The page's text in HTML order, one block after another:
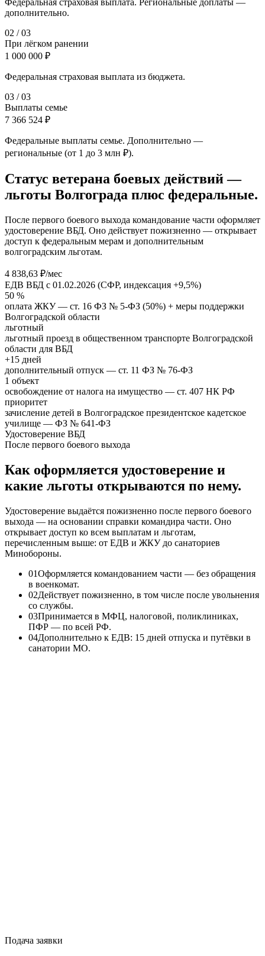
Федеральная страховая выплата. Региональные доплаты —
дополнительно.
02 /03
При лёгком ранении
1 000 000 ₽
Федеральная страховая выплата из бюджета.
03 /03
Выплаты семье
7 366 524 ₽
Федеральные выплаты семье. Дополнительно —
региональные (от 1 до 3 млн ₽).
Статус ветерана боевых действий —
льготы Волгограда плюс федеральные.
После первого боевого выхода командование части оформляет
удостоверение ВБД. Оно действует пожизненно — открывает
доступ к федеральным мерам и дополнительным
волгоградским льготам.
4 838,63 ₽/мес
ЕДВ ВБД с 01.02.2026 (СФР, индексация +9,5%)
50 %
оплата ЖКУ — ст. 16 ФЗ № 5-ФЗ (50%) + меры поддержки
Волгоградской области
льготный
льготный проезд в общественном транспорте Волгоградской
области для ВБД
+15 дней
дополнительный отпуск — ст. 11 ФЗ № 76-ФЗ
1 объект
освобождение от налога на имущество — ст. 407 НК РФ
приоритет
зачисление детей в Волгоградское президентское кадетское
училище — ФЗ № 641-ФЗ
Удостоверение ВБД
После первого боевого выхода
Как оформляется удостоверение и
какие льготы открываются по нему.
Удостоверение выдаётся пожизненно после первого боевого
выхода — на основании справки командира части. Оно
открывает доступ ко всем выплатам и льготам,
перечисленным выше: от ЕДВ и ЖКУ до санаториев
Минобороны.
01Оформляется командованием части — без обращения
в военкомат.
02Действует пожизненно, в том числе после увольнения
со службы.
03Принимается в МФЦ, налоговой, поликлиниках,
ПФР — по всей РФ.
04Дополнительно к ЕДВ: 15 дней отпуска и путёвки в
санатории МО.
Подача заявки